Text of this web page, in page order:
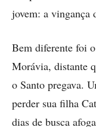
jovem: a vingança
Bem diferente foi
Morávia, ­distante
o Santo pregava.
perder sua filha
dias de busca